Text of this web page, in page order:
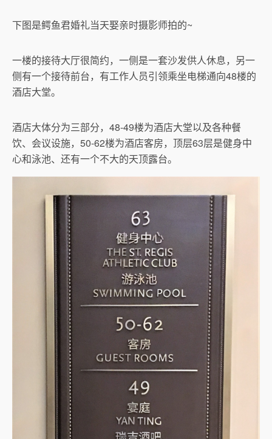
下图是鳄鱼君婚礼当天娶亲时摄影师拍的~
一楼的接待大厅很简约，一侧是一套沙发供人休息，另一
侧有一个接待前台，有工作人员引领乘坐电梯通向48楼的
酒店大堂。
酒店大体分为三部分，48-49楼为酒店大堂以及各种餐
饮、会议设施，50-62楼为酒店客房，顶层63层是健身中
心和泳池、还有一个不大的天顶露台。